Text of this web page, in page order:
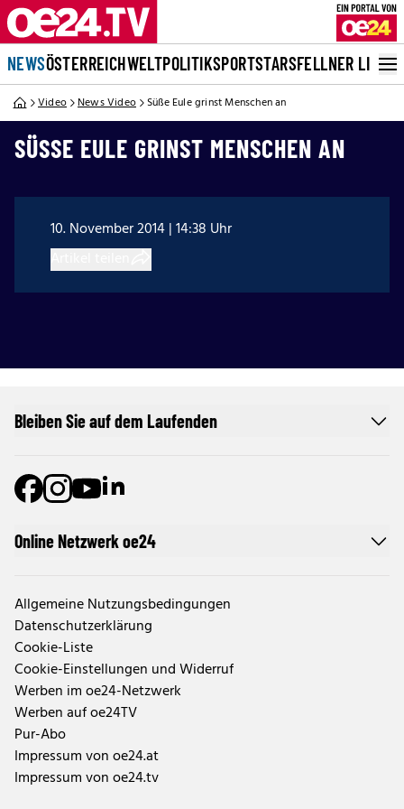
NEWSÖSTERREICHWELTPOLITIKSPORTSTARSFELLNER LIVE
Video News Video Süße Eule grinst Menschen an
SÜSSE EULE GRINST MENSCHEN AN
10. November 2014 | 14:38 Uhr
Online Netzwerk oe24
Allgemeine Nutzungsbedingungen
Datenschutzerklärung
Cookie-Liste
Cookie-Einstellungen und Widerruf
Werben im oe24-Netzwerk
Werben auf oe24TV
Pur-Abo
Impressum von oe24.at
Impressum von oe24.tv
Bleiben Sie auf dem Laufenden